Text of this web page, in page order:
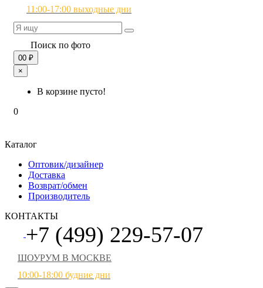
11:00-17:00 выходные дни
Поиск по фото
00 ₽
×
В корзине пусто!
0
Каталог
Оптовик/дизайнер
Доставка
Возврат/обмен
Производитель
КОНТАКТЫ
+7 (499) 229-57-07
ШОУРУМ В МОСКВЕ
10:00-18:00 будние дни